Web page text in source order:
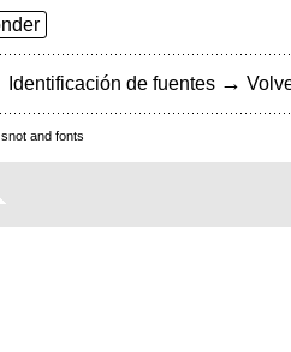
Identificación de fuentes →
and fonts